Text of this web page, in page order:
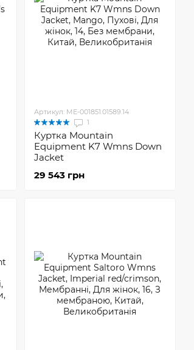
Артикул: ME-001851.01589.14
1
Куртка Mountain
Equipment K7 Wmns Down
Jacket
29 543 грн